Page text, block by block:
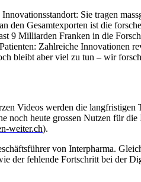
Sie tragen
Gesamtexporten ist die
9 Milliarden Franken in die
Zahlreiche Innovationen
bleibt aber viel zu tun – wir
Videos werden die
heute grossen Nutzen für
weiter.ch).
von Interpharma.
der fehlende Fortschritt bei der